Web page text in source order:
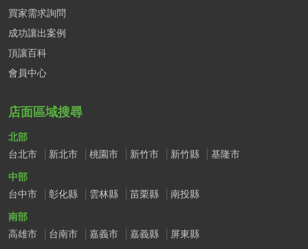
買家需求詢問
成功讓出案例
頂讓百科
會員中心
店面區域搜尋
北部
台北市
新北市 桃園市 新竹市 新竹縣
基隆市
中部
台中市
彰化縣 雲林縣 苗栗縣
南投縣
南部
高雄市
台南市 嘉義市 嘉義縣 屏東縣